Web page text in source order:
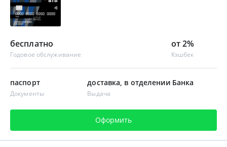
бесплатно
Годовое обслуживание
от 2%
Кэшбек
паспорт
Документы
доставка, в отделении Банка
Выдача
Оформить